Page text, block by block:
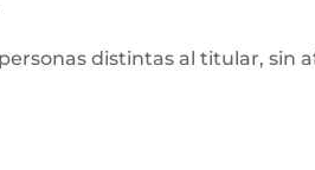
distintas al titular, sin